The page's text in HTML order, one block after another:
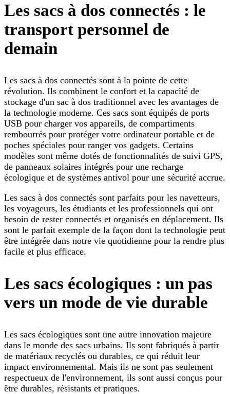
Les sacs à dos connectés : le
transport personnel de
demain
Les sacs à dos connectés sont à la pointe de cette
révolution. Ils combinent le confort et la capacité de
stockage d'un sac à dos traditionnel avec les avantages de
la technologie moderne. Ces sacs sont équipés de ports
USB pour charger vos appareils, de compartiments
rembourrés pour protéger votre ordinateur portable et de
poches spéciales pour ranger vos gadgets. Certains
modèles sont même dotés de fonctionnalités de suivi GPS,
de panneaux solaires intégrés pour une recharge
écologique et de systèmes antivol pour une sécurité accrue.
Les sacs à dos connectés sont parfaits pour les navetteurs,
les voyageurs, les étudiants et les professionnels qui ont
besoin de rester connectés et organisés en déplacement. Ils
sont le parfait exemple de la façon dont la technologie peut
être intégrée dans notre vie quotidienne pour la rendre plus
facile et plus efficace.
Les sacs écologiques : un pas
vers un mode de vie durable
Les sacs écologiques sont une autre innovation majeure
dans le monde des sacs urbains. Ils sont fabriqués à partir
de matériaux recyclés ou durables, ce qui réduit leur
impact environnemental. Mais ils ne sont pas seulement
respectueux de l'environnement, ils sont aussi conçus pour
être durables, résistants et pratiques.